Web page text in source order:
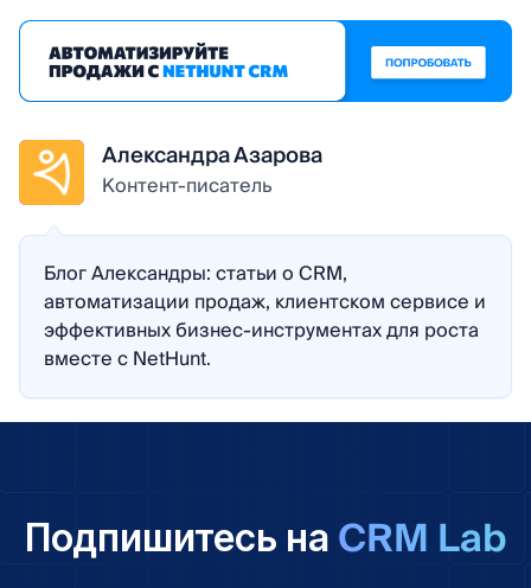
Александра Азарова
Контент-писатель
Блог Александры: статьи о CRM,
автоматизации продаж, клиентском сервисе и
эффективных бизнес-инструментах для роста
вместе с NetHunt.
Подпишитесь на CRM Lab